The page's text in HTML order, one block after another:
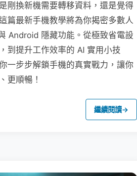
剛換新機需要轉移資料，還是覺得
篇最新手機教學將為你揭密多數人
Android 隱藏功能。從極致省電設
到提升工作效率的 AI 實用小技
一步步解鎖手機的真實戰力，讓你
更順暢！
繼續閱讀→